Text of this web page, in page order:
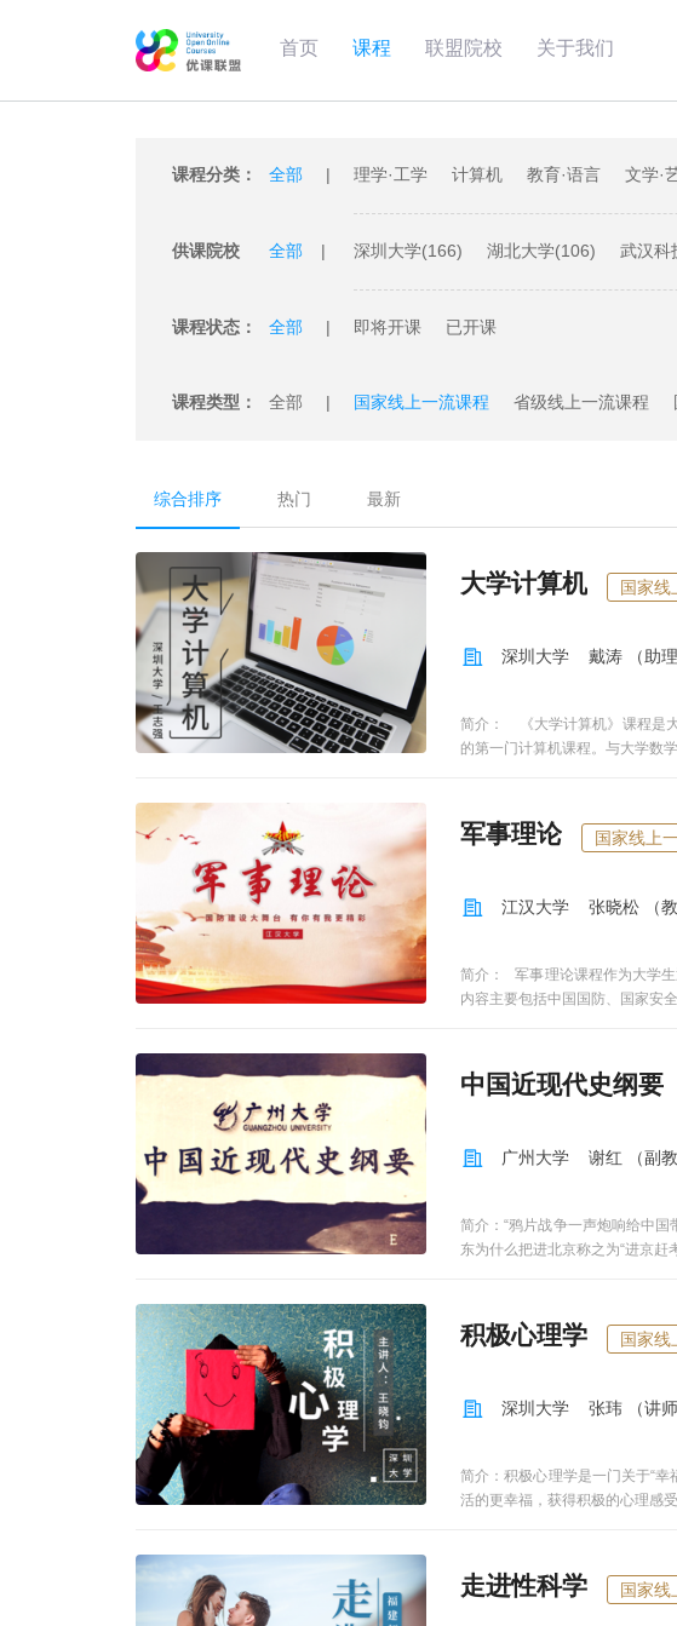
首页 课程 联盟院校 关于我们
课程分类： 全部 理学·工学 计算机 教育·语言 文学·
供课院校 全部 深圳大学(166) 湖北大学(106) 武汉科
课程状态： 全部 即将开课 已开课
课程类型： 全部 国家线上一流课程 省级线上一流课程
综合排序 热门 最新
大学计算机 国家线
深圳大学 戴涛 （助
简介： 《大学计算机》课程是
的第一门计算机课程。与大学数
以及大学计算机素质教育等。课
高计算机的应用能力。
军事理论 国家线上
江汉大学 张晓松 （
简介： 军事理论课程作为大学
内容主要包括中国国防、国家安
中国近现代史纲要
广州大学 谢红 （副
简介：“鸦片战争一声炮响给中国
东为什么把进北京称之为“进京
长，为MOOC或SPOC教学的新
一，为本科公共必修课，亦可作
积极心理学 国家线
深圳大学 张玮 （讲
简介：积极心理学是一门关于“
活的更幸福，获得积极的心理感
助学生们正确的理解和解释幸福
待个人与组织、社会的关系，形
走进性科学 国家线